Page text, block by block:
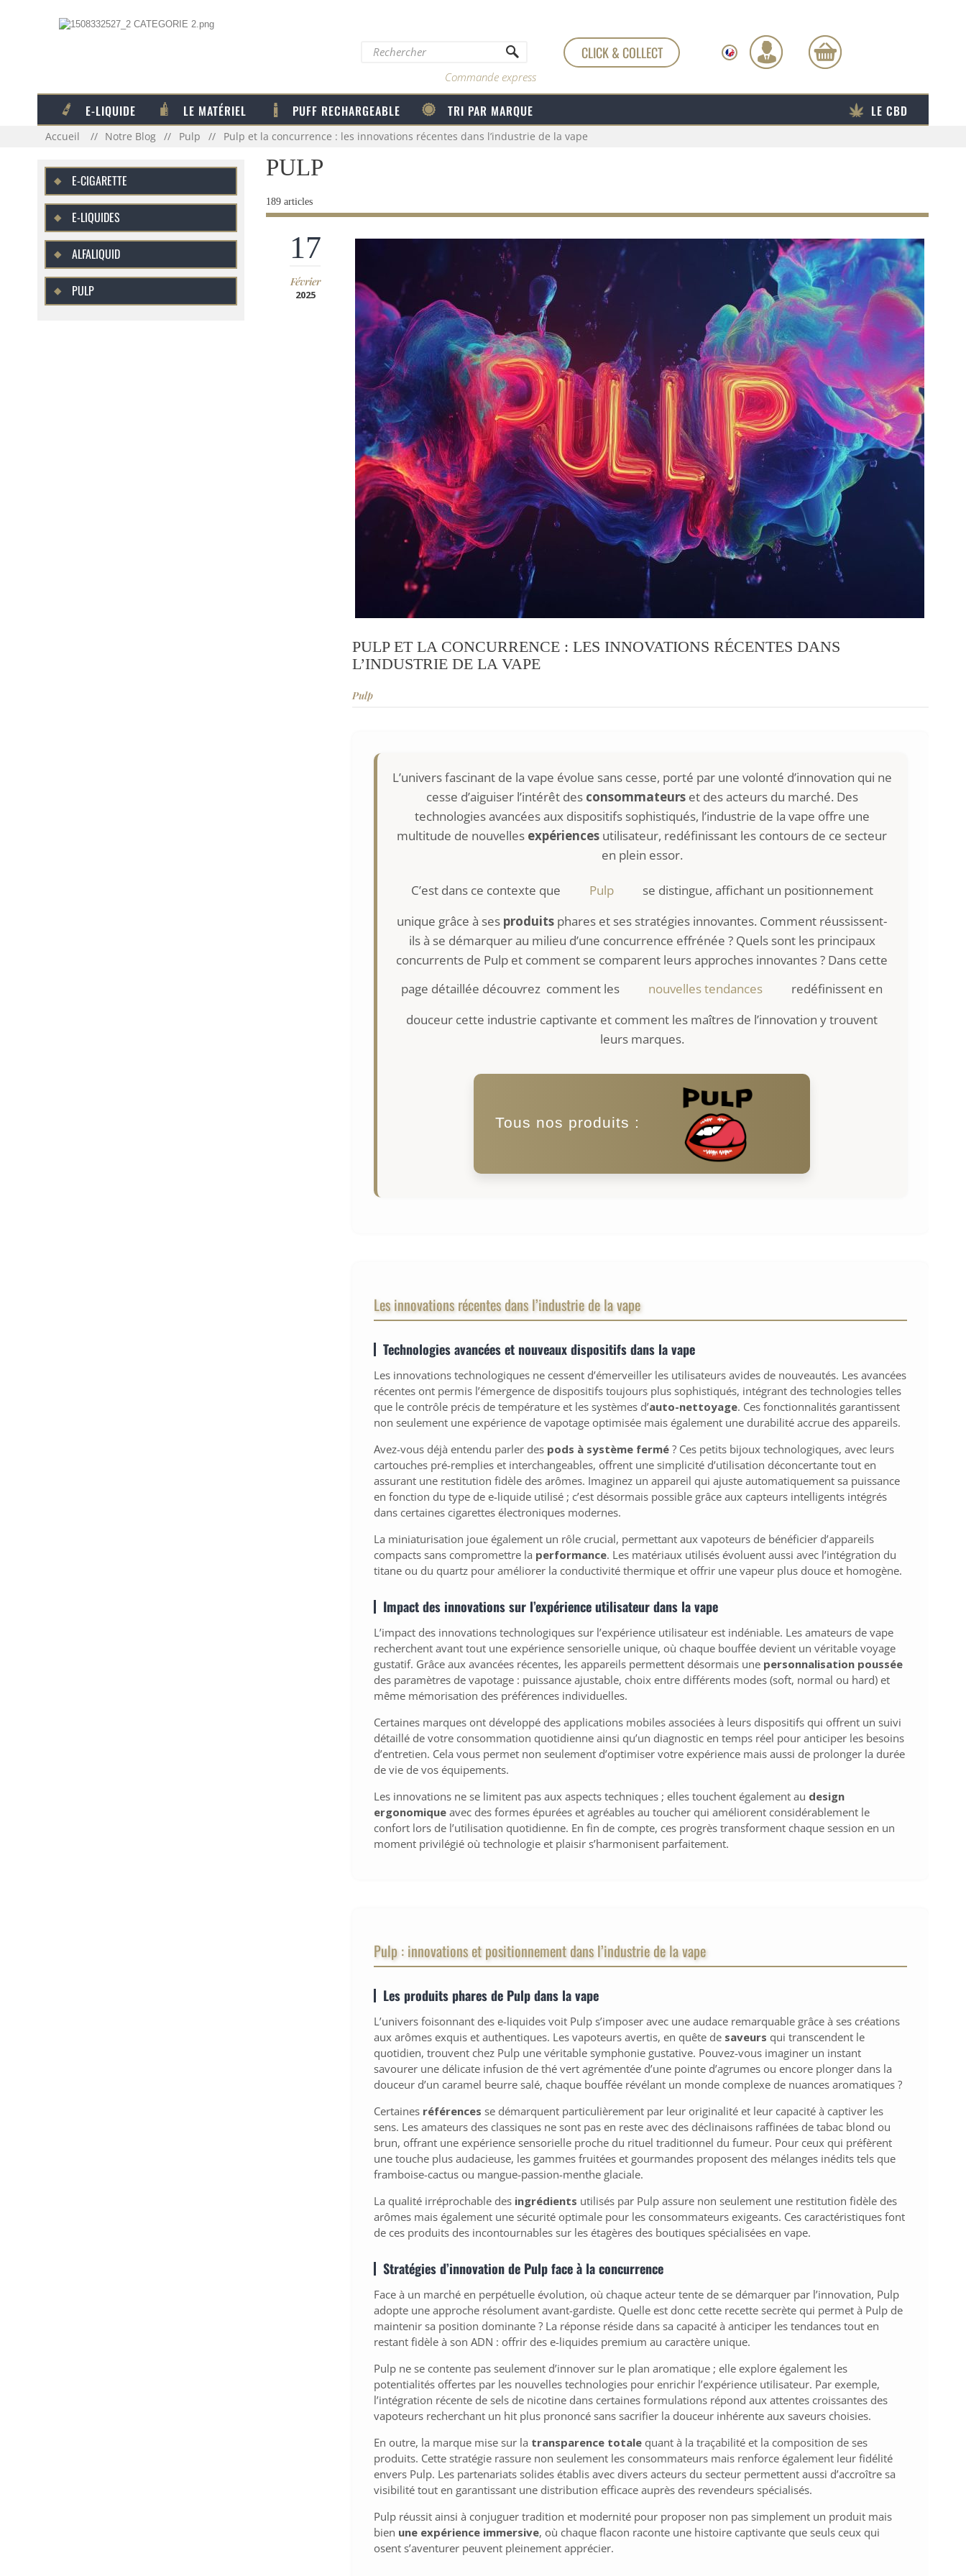
CLICK & COLLECT
Commande express
E-LIQUIDE LE MATÉRIEL PUFF RECHARGEABLE TRI PAR MARQUE LE CBD
Accueil Notre Blog Pulp Pulp et la concurrence : les innovations récentes dans l’industrie de la vape
PULP
189 articles
17
Février
2025
PULP ET LA CONCURRENCE : LES INNOVATIONS RÉCENTES DANS
L’INDUSTRIE DE LA VAPE
Pulp
L’univers fascinant de la vape évolue sans cesse, porté par une volonté d’innovation qui ne
cesse d’aiguiser l’intérêt des consommateurset des acteurs du marché. Des
technologies avancées aux dispositifs sophistiqués, l’industrie de la vape offre une
multitude de nouvelles expériences utilisateur, redéfinissant les contours de ce secteur
en plein essor.
C’est dans ce contexte que Pulp
se distingue, affichant un positionnement
unique grâce à ses produits phares et ses stratégies innovantes. Comment réussissent-
ils à se démarquer au milieu d’une concurrence effrénée ? Quels sont les principaux
concurrents de Pulp et comment se comparent leurs approches innovantes ? Dans cette
page détaillée découvrez comment les
nouvelles tendances
redéfinissent en
douceur cette industrie captivante et comment les maîtres de l’innovation y trouvent
leurs marques.
Tous nos produits :
Les innovations récentes dans l’industrie de la vape
Technologies avancées et nouveaux dispositifs dans la vape
Les innovations technologiques ne cessent d’émerveiller les utilisateurs avides de nouveautés. Les avancées
récentes ont permis l’émergence de dispositifs toujours plus sophistiqués, intégrant des technologies telles
que le contrôle précis de température et les systèmes d’auto-nettoyage. Ces fonctionnalités garantissent
non seulement une expérience de vapotage optimisée mais également une durabilité accrue des appareils.
Avez-vous déjà entendu parler des pods à système fermé? Ces petits bijoux technologiques, avec leurs
cartouches pré-remplies et interchangeables, offrent une simplicité d’utilisation déconcertante tout en
assurant une restitution fidèle des arômes. Imaginez un appareil qui ajuste automatiquement sa puissance
en fonction du type de e-liquide utilisé ; c’est désormais possible grâce aux capteurs intelligents intégrés
dans certaines cigarettes électroniques modernes.
La miniaturisation joue également un rôle crucial, permettant aux vapoteurs de bénéficier d’appareils
compacts sans compromettre la performance. Les matériaux utilisés évoluent aussi avec l’intégration du
titane ou du quartz pour améliorer la conductivité thermique et offrir une vapeur plus douce et homogène.
Impact des innovations sur l’expérience utilisateur dans la vape
L’impact des innovations technologiques sur l’expérience utilisateur est indéniable. Les amateurs de vape
recherchent avant tout une expérience sensorielle unique, où chaque bouffée devient un véritable voyage
gustatif. Grâce aux avancées récentes, les appareils permettent désormais une personnalisation poussée
des paramètres de vapotage : puissance ajustable, choix entre différents modes (soft, normal ou hard) et
même mémorisation des préférences individuelles.
Certaines marques ont développé des applications mobiles associées à leurs dispositifs qui offrent un suivi
détaillé de votre consommation quotidienne ainsi qu’un diagnostic en temps réel pour anticiper les besoins
d’entretien. Cela vous permet non seulement d’optimiser votre expérience mais aussi de prolonger la durée
de vie de vos équipements.
Les innovations ne se limitent pas aux aspects techniques ; elles touchent également au design
ergonomiqueavec des formes épurées et agréables au toucher qui améliorent considérablement le
confort lors de l’utilisation quotidienne. En fin de compte, ces progrès transforment chaque session en un
moment privilégié où technologie et plaisir s’harmonisent parfaitement.
Pulp : innovations et positionnement dans l’industrie de la vape
Les produits phares de Pulp dans la vape
L’univers foisonnant des e-liquides voit Pulp s’imposer avec une audace remarquable grâce à ses créations
aux arômes exquis et authentiques. Les vapoteurs avertis, en quête de saveurs qui transcendent le
quotidien, trouvent chez Pulp une véritable symphonie gustative. Pouvez-vous imaginer un instant
savourer une délicate infusion de thé vert agrémentée d’une pointe d’agrumes ou encore plonger dans la
douceur d’un caramel beurre salé, chaque bouffée révélant un monde complexe de nuances aromatiques ?
Certaines références se démarquent particulièrement par leur originalité et leur capacité à captiver les
sens. Les amateurs des classiques ne sont pas en reste avec des déclinaisons raffinées de tabac blond ou
brun, offrant une expérience sensorielle proche du rituel traditionnel du fumeur. Pour ceux qui préfèrent
une touche plus audacieuse, les gammes fruitées et gourmandes proposent des mélanges inédits tels que
framboise-cactus ou mangue-passion-menthe glaciale.
La qualité irréprochable des ingrédients utilisés par Pulp assure non seulement une restitution fidèle des
arômes mais également une sécurité optimale pour les consommateurs exigeants. Ces caractéristiques font
de ces produits des incontournables sur les étagères des boutiques spécialisées en vape.
Stratégies d’innovation de Pulp face à la concurrence
Face à un marché en perpétuelle évolution, où chaque acteur tente de se démarquer par l’innovation, Pulp
adopte une approche résolument avant-gardiste. Quelle est donc cette recette secrète qui permet à Pulp de
maintenir sa position dominante ? La réponse réside dans sa capacité à anticiper les tendances tout en
restant fidèle à son ADN : offrir des e-liquides premium au caractère unique.
Pulp ne se contente pas seulement d’innover sur le plan aromatique ; elle explore également les
potentialités offertes par les nouvelles technologies pour enrichir l’expérience utilisateur. Par exemple,
l’intégration récente de sels de nicotine dans certaines formulations répond aux attentes croissantes des
vapoteurs recherchant un hit plus prononcé sans sacrifier la douceur inhérente aux saveurs choisies.
En outre, la marque mise sur la transparence totalequant à la traçabilité et la composition de ses
produits. Cette stratégie rassure non seulement les consommateurs mais renforce également leur fidélité
envers Pulp. Les partenariats solides établis avec divers acteurs du secteur permettent aussi d’accroître sa
visibilité tout en garantissant une distribution efficace auprès des revendeurs spécialisés.
Pulp réussit ainsi à conjuguer tradition et modernité pour proposer non pas simplement un produit mais
bien une expérience immersive, où chaque flacon raconte une histoire captivante que seuls ceux qui
osent s’aventurer peuvent pleinement apprécier.
E-CIGARETTE
E-LIQUIDES
ALFALIQUID
PULP